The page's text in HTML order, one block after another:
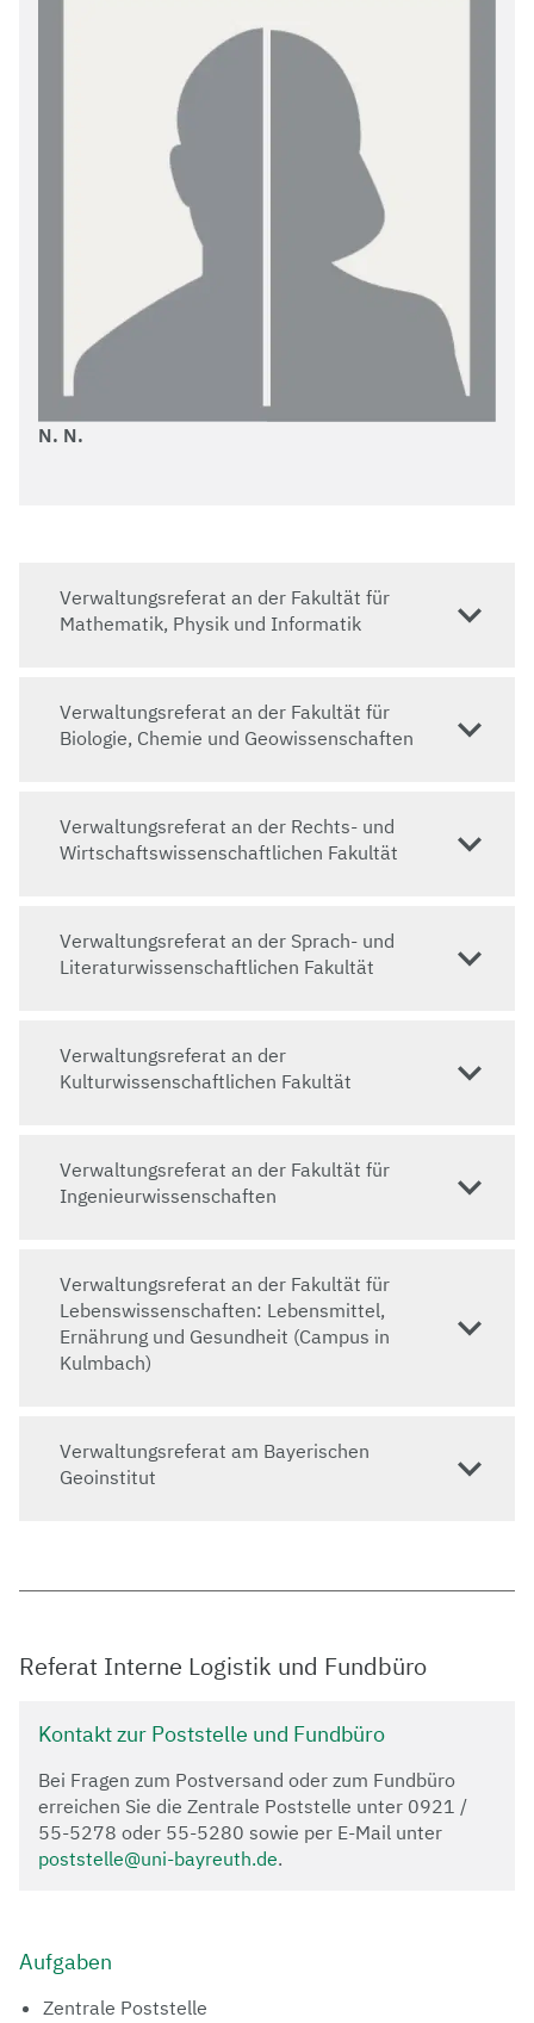
N. N.
Verwaltungsreferat an der Fakultät für
Mathematik, Physik und Informatik
Verwaltungsreferat an der Fakultät für
Biologie, Chemie und Geowissenschaften
Verwaltungsreferat an der Rechts- und
Wirtschaftswissenschaftlichen Fakultät
Verwaltungsreferat an der Sprach- und
Literaturwissenschaftlichen Fakultät
Verwaltungsreferat an der
Kulturwissenschaftlichen Fakultät
Verwaltungsreferat an der Fakultät für
Ingenieurwissenschaften
Verwaltungsreferat an der Fakultät für
Lebenswissenschaften: Lebensmittel,
Ernährung und Gesundheit (Campus in
Kulmbach)
Verwaltungsreferat am Bayerischen
Geoinstitut
Referat Interne Logistik und Fundbüro
Kontakt zur Poststelle und Fundbüro
Bei Fragen zum Postversand oder zum Fundbüro
erreichen Sie die Zentrale Poststelle unter 0921 /
55-5278 oder 55-5280 sowie per E-Mail unter
poststelle@uni-bayreuth.de.
Aufgaben
Zentrale Poststelle